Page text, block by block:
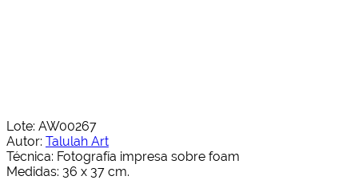
Lote: AW00267
Autor: Talulah Art
Técnica: Fotografía impresa sobre foam
Medidas: 36 x 37 cm.